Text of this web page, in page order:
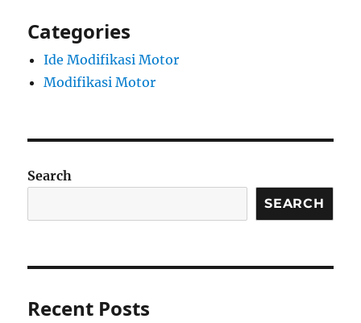
Categories
Ide Modifikasi Motor
Modifikasi Motor
Search
SEARCH
Recent Posts